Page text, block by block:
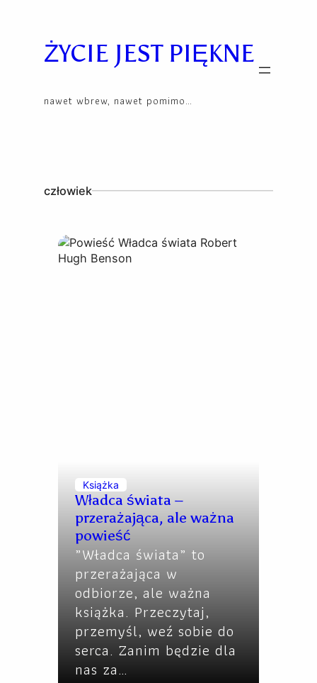
contentŻYCIE JEST PIĘKNE
nawet wbrew, nawet pomimo…
człowiek
Książka
Władca świata –
przerażająca, ale ważna
powieść
„Władca świata” to
przerażająca w
odbiorze, ale ważna
książka. Przeczytaj,
przemyśl, weź sobie do
serca. Zanim będzie dla
nas za…